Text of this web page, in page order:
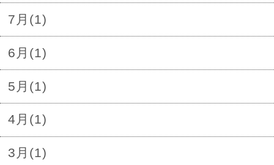
7月(1)
6月(1)
5月(1)
4月(1)
3月(1)